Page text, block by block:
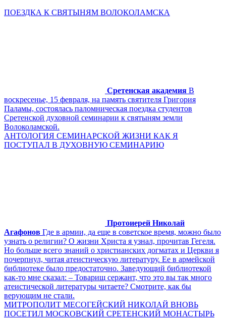
ПОЕЗДКА К СВЯТЫНЯМ ВОЛОКОЛАМСКА
Сретенская академия В
воскресенье, 15 февраля, на память святителя Григория
Паламы, состоялась паломническая поездка студентов
Сретенской духовной семинарии к святыням земли
Волоколамской.
АНТОЛОГИЯ СЕМИНАРСКОЙ ЖИЗНИ КАК Я
ПОСТУПАЛ В ДУХОВНУЮ СЕМИНАРИЮ
Протоиерей Николай
Агафонов Где в армии, да еще в советское время, можно было
узнать о религии? О жизни Христа я узнал, прочитав Гегеля.
Но больше всего знаний о христианских догматах и Церкви я
почерпнул, читая атеистическую литературу. Ее в армейской
библиотеке было предостаточно. Заведующий библиотекой
как-то мне сказал: – Товарищ сержант, что это вы так много
атеистической литературы читаете? Смотрите, как бы
верующим не стали.
МИТРОПОЛИТ МЕСОГЕЙСКИЙ НИКОЛАЙ ВНОВЬ
ПОСЕТИЛ МОСКОВСКИЙ СРЕТЕНСКИЙ МОНАСТЫРЬ